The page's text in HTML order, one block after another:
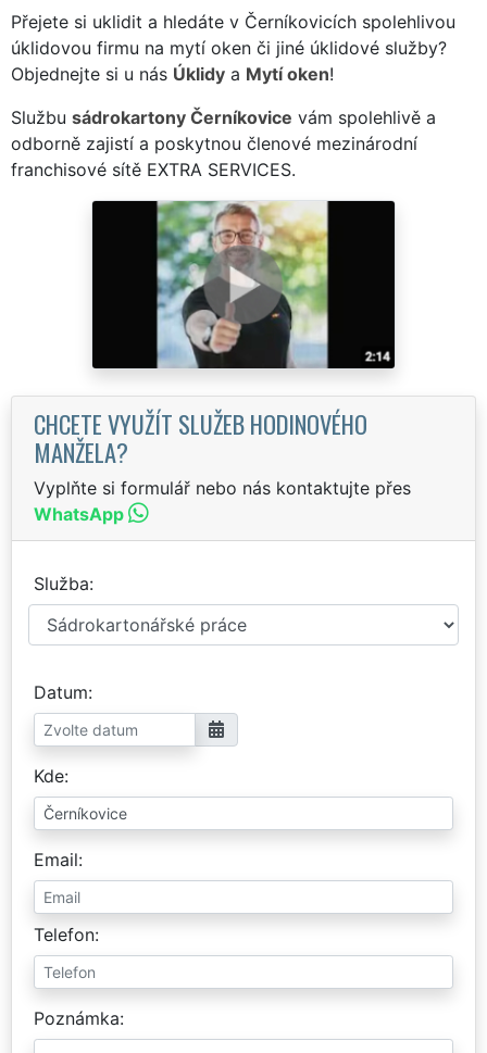
Přejete si uklidit a hledáte v Černíkovicích spolehlivou
úklidovou firmu na mytí oken či jiné úklidové služby?
Objednejte si u nás Úklidy a Mytí oken!
Službu sádrokartony Černíkovice vám spolehlivě a
odborně zajistí a poskytnou členové mezinárodní
franchisové sítě EXTRA SERVICES.
CHCETE VYUŽÍT SLUŽEB HODINOVÉHO
MANŽELA?
Vyplňte si formulář nebo nás kontaktujte přes
WhatsApp
Služba
Datum
Kde
Email
Telefon
Poznámka